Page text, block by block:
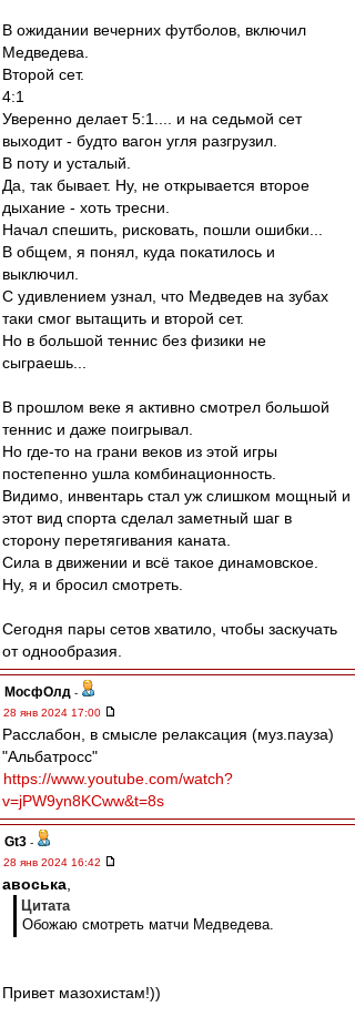
В ожидании вечерних футболов, включил
Медведева.
Второй сет.
4:1
Уверенно делает 5:1.... и на седьмой сет
выходит - будто вагон угля разгрузил.
В поту и усталый.
Да, так бывает. Ну, не открывается второе
дыхание - хоть тресни.
Начал спешить, рисковать, пошли ошибки...
В общем, я понял, куда покатилось и
выключил.
С удивлением узнал, что Медведев на зубах
таки смог вытащить и второй сет.
Но в большой теннис без физики не
сыграешь...
В прошлом веке я активно смотрел большой
теннис и даже поигрывал.
Но где-то на грани веков из этой игры
постепенно ушла комбинационность.
Видимо, инвентарь стал уж слишком мощный и
этот вид спорта сделал заметный шаг в
сторону перетягивания каната.
Сила в движении и всё такое динамовское.
Ну, я и бросил смотреть.
Сегодня пары сетов хватило, чтобы заскучать
от однообразия.
МосфОлд -
28 янв 2024 17:00
Расслабон, в смысле релаксация (муз.пауза)
"Альбатросс"
https://www.youtube.com/watch?
v=jPW9yn8KCww&t=8s
Gt3 -
28 янв 2024 16:42
авоська
Цитата
Обожаю смотреть матчи Медведева.
Привет мазохистам!))